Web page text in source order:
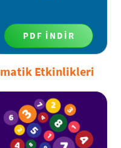
PDF İNDİR
Etkinlikleri